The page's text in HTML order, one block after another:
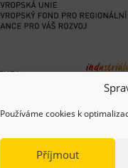
Používáme cookies k
Příjmout